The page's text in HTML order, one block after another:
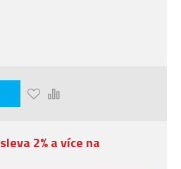
sleva 2% a více na